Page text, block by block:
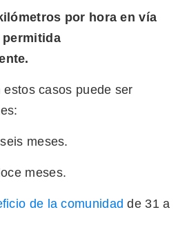
por hora en vía
permitida
casos puede ser
meses.
meses.
de la comunidad de 31 a